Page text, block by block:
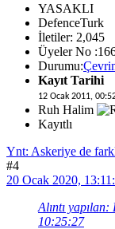
YASAKLI
DefenceTurk
İletiler: 2,045
Üyeler No
Durumu:
Kayıt Tarihi
12 Ocak 2011,
Ruh Halim
Kayıtlı
Ynt: Askeriye de
#4
20 Ocak 2020,
Alıntı
10:25:27